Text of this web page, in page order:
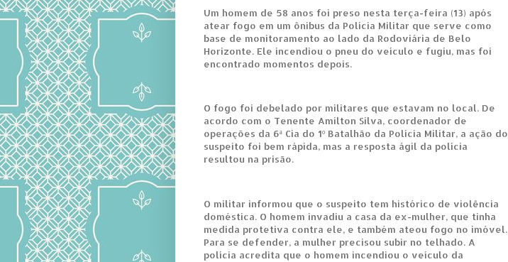
Um homem de 58 anos foi preso nesta terça-feira (13) após
atear fogo em um ônibus da Polícia Militar que serve como
base de monitoramento ao lado da Rodoviária de Belo
Horizonte. Ele incendiou o pneu do veículo e fugiu, mas foi
encontrado momentos depois.
O fogo foi debelado por militares que estavam no local. De
acordo com o Tenente Amilton Silva, coordenador de
operações da 6ª Cia do 1º Batalhão da Polícia Militar, a ação do
suspeito foi bem rápida, mas a resposta ágil da polícia
resultou na prisão.
O militar informou que o suspeito tem histórico de violência
doméstica. O homem invadiu a casa da ex-mulher, que tinha
medida protetiva contra ele, e também ateou fogo no imóvel.
Para se defender, a mulher precisou subir no telhado. A
polícia acredita que o homem incendiou o veículo da